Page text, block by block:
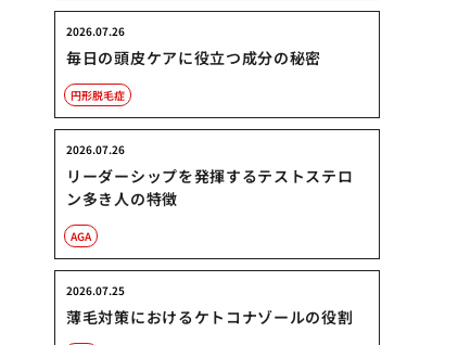
毎日の頭皮ケアに役立つ成分の秘密
2026.07.26
円形脱毛症
リーダーシップを発揮するテストステロ
ン多き人の特徴
2026.07.26
AGA
薄毛対策におけるケトコナゾールの役割
2026.07.25